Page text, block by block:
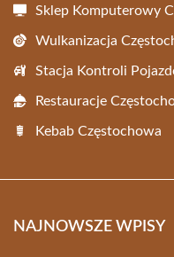
Sklep Komputerowy
Wulkanizacja
Stacja Kontroli
Restauracje
Kebab Częstochowa
NAJNOWSZE WPISY